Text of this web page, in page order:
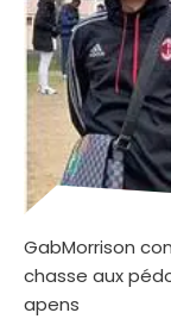
GabMorrison
chasse aux
apens